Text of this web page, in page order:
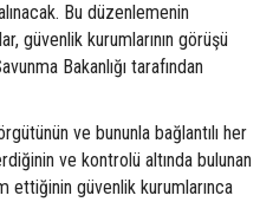
Bu düzenlemenin
güvenlik kurumlarının görüşü
Bakanlığı tarafından
ve bununla bağlantılı her
ve kontrolü altında bulunan
ettiğinin güvenlik kurumlarınca